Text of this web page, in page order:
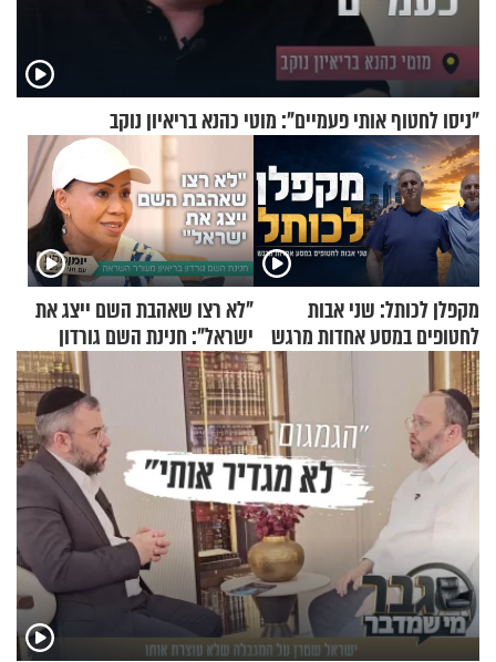
"ניסו לחטוף אותי פעמיים": מוטי כהנא בריאיון נוקב
מקפלן לכותל: שני אבות
לחטופים במסע אחדות מרגש
"לא רצו שאהבת השם ייצג את
ישראל": חנינת השם גורדון
בריאיון מעורר השראה